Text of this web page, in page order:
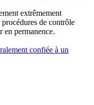
extrêmement
de contrôle
en permanence.
confiée à un